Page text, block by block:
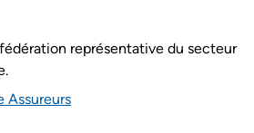
représentative du secteur
Assureurs